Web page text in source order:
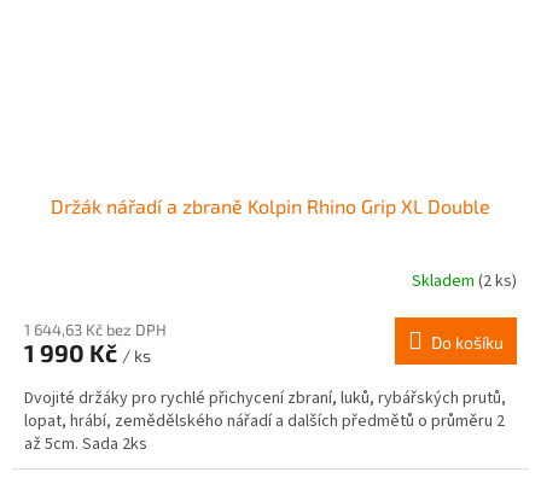
Držák nářadí a zbraně Kolpin Rhino Grip XL Double
Skladem (2 ks)
1 644,63 Kč bez DPH
1 990 Kč / ks
Do košíku
Dvojité držáky pro rychlé přichycení zbraní, luků, rybářských prutů,
lopat, hrábí, zemědělského nářadí a dalších předmětů o průměru 2
až 5cm. Sada 2ks